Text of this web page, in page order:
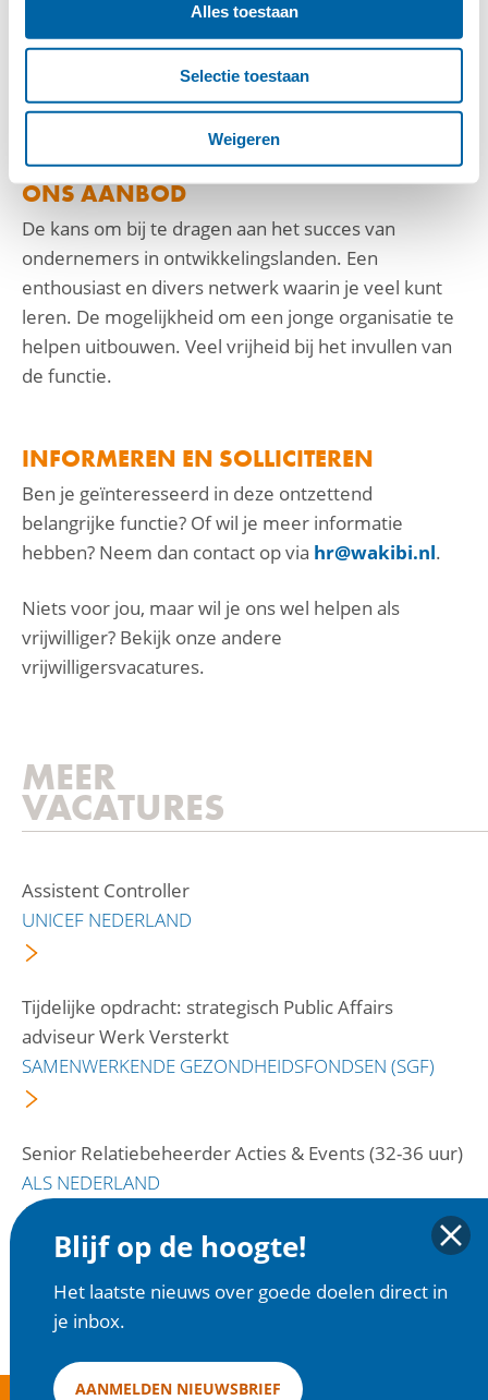
Alles toestaan
Selectie toestaan
Weigeren
beslissingen te onderbouwen.
Goede communicatieve vaardigheden en het
vermogen om effectief samen te werken in een
teamomgeving.
ONS AANBOD
De kans om bij te dragen aan het succes van
ondernemers in ontwikkelingslanden. Een
enthousiast en divers netwerk waarin je veel kunt
leren. De mogelijkheid om een jonge organisatie te
helpen uitbouwen. Veel vrijheid bij het invullen van
de functie.
INFORMEREN EN SOLLICITEREN
Ben je geïnteresseerd in deze ontzettend
belangrijke functie? Of wil je meer informatie
hebben? Neem dan contact op via hr@wakibi.nl.
Niets voor jou, maar wil je ons wel helpen als
vrijwilliger? Bekijk onze andere
vrijwilligersvacatures.
MEER
VACATURES
Assistent Controller
UNICEF NEDERLAND
Tijdelijke opdracht: strategisch Public Affairs
adviseur Werk Versterkt
SAMENWERKENDE GEZONDHEIDSFONDSEN (SGF)
Senior Relatiebeheerder Acties & Events (32-36 uur)
ALS NEDERLAND
Blijf op de hoogte!
Het laatste nieuws over goede doelen direct in
je inbox.
AANMELDEN NIEUWSBRIEF